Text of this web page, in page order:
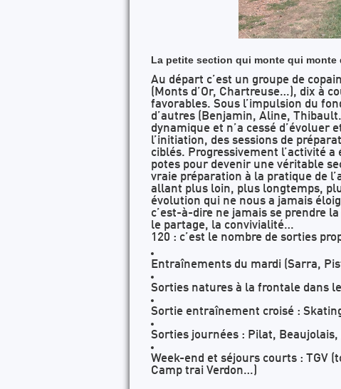
La petite section qui monte qui monte
Au départ c’est un groupe de
(Monts d’Or, Chartreuse…), dix à
favorables. Sous l’impulsion du
d’autres (Benjamin, Aline,
dynamique et n’a cessé d’évoluer
l’initiation, des sessions de
ciblés. Progressivement l’activité
potes pour devenir une véritable
vraie préparation à la pratique de
allant plus loin, plus longtemps,
évolution qui ne nous a jamais
c’est-à-dire ne jamais se prendre
le partage, la convivialité…
120 : c’est le nombre de sorties
Entraînements du mardi (Sarra,
Sorties natures à la frontale dans
Sortie entraînement croisé :
Sorties journées : Pilat,
Week-end et séjours courts : TGV
Camp trai Verdon…)